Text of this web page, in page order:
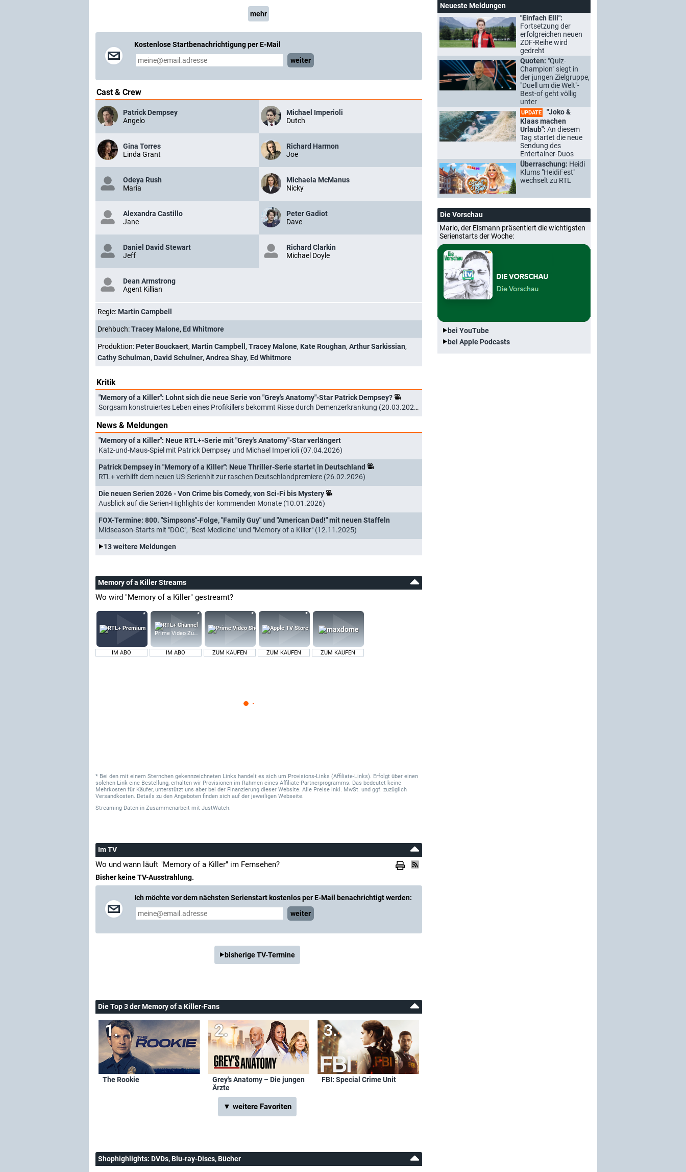
mehr
Kostenlose Startbenachrichtigung per E-Mail
weiter
Cast & Crew
Patrick Dempsey
Angelo
Michael Imperioli
Dutch
Gina Torres
Linda Grant
Richard Harmon
Joe
Odeya Rush
Maria
Michaela McManus
Nicky
Alexandra Castillo
Jane
Peter Gadiot
Dave
Daniel David Stewart
Jeff
Richard Clarkin
Michael Doyle
Dean Armstrong
Agent Killian
Regie: Martin Campbell
Drehbuch:Tracey Malone, Ed Whitmore
Produktion: Peter Bouckaert, Martin Campbell , Tracey Malone, Kate Roughan, Arthur Sarkissian,
Cathy Schulman, David Schulner, Andrea Shay, Ed Whitmore
Kritik
"Memory of a Killer": Lohnt sich die neue Serie von "Grey's Anatomy"-Star Patrick Dempsey?
Sorgsam konstruiertes Leben eines Profikillers bekommt Risse durch Demenzerkrankung (20.03.2026)
News & Meldungen
"Memory of a Killer": Neue RTL+-Serie mit "Grey's Anatomy"-Star verlängert
Katz-und-Maus-Spiel mit Patrick Dempsey und Michael Imperioli (07.04.2026)
Patrick Dempsey in "Memory of a Killer": Neue Thriller-Serie startet in Deutschland
RTL+ verhilft dem neuen US-Serienhit zur raschen Deutschlandpremiere (26.02.2026)
Die neuen Serien 2026 - Von Crime bis Comedy, von Sci-Fi bis Mystery
Ausblick auf die Serien-Highlights der kommenden Monate (10.01.2026)
FOX-Termine: 800. "Simpsons"-Folge, "Family Guy" und "American Dad!" mit neuen Staffeln
Midseason-Starts mit "DOC", "Best Medicine" und "Memory of a Killer" (12.11.2025)
13 weitere Meldungen
Memory of a Killer Streams
Wo wird "Memory of a Killer" gestreamt?
IM ABO
Prime Video Zusatz-Kanäle
IM ABO ZUM KAUFEN ZUM KAUFEN ZUM KAUFEN
* Bei den mit einem Sternchen gekennzeichneten Links handelt es sich um Provisions-Links (Affiliate-Links). Erfolgt über einen
solchen Link eine Bestellung, erhalten wir Provisionen im Rahmen eines Affiliate-Partnerprogramms. Das bedeutet keine
Mehrkosten für Käufer, unterstützt uns aber bei der Finanzierung dieser Website. Alle Preise inkl. MwSt. und ggf. zuzüglich
Versandkosten. Details zu den Angeboten finden sich auf der jeweiligen Webseite.
Streaming-Daten in Zusammenarbeit mit JustWatch.
Im TV
Wo und wann läuft "Memory of a Killer" im Fernsehen?
Bisher keine TV-Ausstrahlung.
Ich möchte vor dem nächsten Serienstart kostenlos per E-Mail benachrichtigt werden:
weiter
bisherige TV-Termine
Die Top 3 der Memory of a Killer-Fans
The Rookie
Grey's Anatomy – Die jungen
Ärzte
FBI: Special Crime Unit
▼ weitere Favoriten
Shophighlights: DVDs, Blu-ray-Discs, Bücher
Neueste Meldungen
"Einfach Elli":
Fortsetzung der
erfolgreichen neuen
ZDF-Reihe wird
gedreht
Quoten: "Quiz-
Champion" siegt in
der jungen Zielgruppe,
"Duell um die Welt"-
Best-of geht völlig
unter
UPDATE
"Joko &
Klaas machen
Urlaub": An diesem
Tag startet die neue
Sendung des
Entertainer-Duos
Überraschung: Heidi
Klums "HeidiFest"
wechselt zu RTL
Die Vorschau
Mario, der Eismann präsentiert die wichtigsten
Serienstarts der Woche:
bei YouTube
bei Apple Podcasts